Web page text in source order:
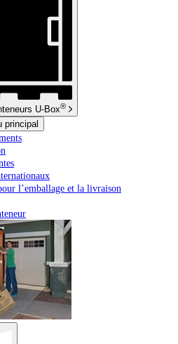
U-Box®
principal
l’emballage et la livraison